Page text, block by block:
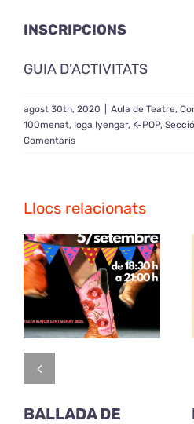
INSCRIPCIONS
GUIA D’ACTIVITATS
agost 30th, 2020 Aula de Teatre,
100menat, Ioga Iyengar, K-POP,
Comentaris
Llocs relacionats
BALLADA DE